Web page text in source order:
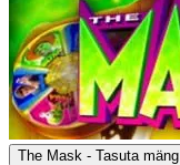
The Mask - Tasuta mäng